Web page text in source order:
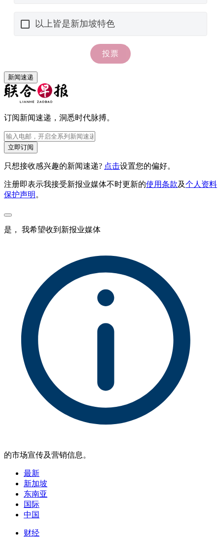
新闻速递
订阅新闻速递，洞悉时代脉搏。
立即订阅
只想接收感兴趣的新闻速递? 点击设置您的偏好。
注册即表示我接受新报业媒体不时更新的使用条款及个人资料
保护声明 。
是， 我希望收到新报业媒体
的市场宣传及营销信息。
最新
新加坡
东南亚
国际
中国
财经